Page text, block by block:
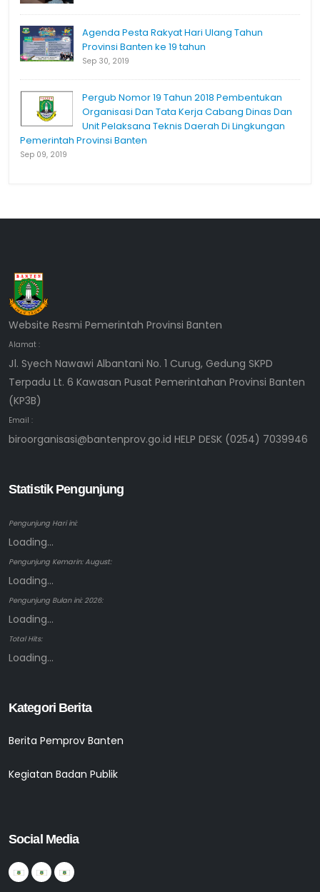
Agenda Pesta Rakyat Hari Ulang Tahun
Provinsi Banten ke 19 tahun
Sep 30, 2019
Pergub Nomor 19 Tahun 2018 Pembentukan
Organisasi Dan Tata Kerja Cabang Dinas Dan
Unit Pelaksana Teknis Daerah Di Lingkungan
Pemerintah Provinsi Banten
Sep 09, 2019
Website Resmi Pemerintah Provinsi Banten
Alamat :
Jl. Syech Nawawi Albantani No. 1 Curug, Gedung SKPD
Terpadu Lt. 6 Kawasan Pusat Pemerintahan Provinsi Banten
(KP3B)
Email :
biroorganisasi@bantenprov.go.id HELP DESK (0254) 7039946
Statistik Pengunjung
Pengunjung Hari ini:
Loading...
Pengunjung Kemarin: August:
Loading...
Pengunjung Bulan ini: 2026:
Loading...
Total Hits:
Loading...
Kategori Berita
Berita Pemprov Banten
Kegiatan Badan Publik
Social Media